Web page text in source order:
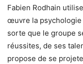
Fabien Rodhain
œuvre la psychologie
sorte que le groupe
réussites, de ses
propose de se